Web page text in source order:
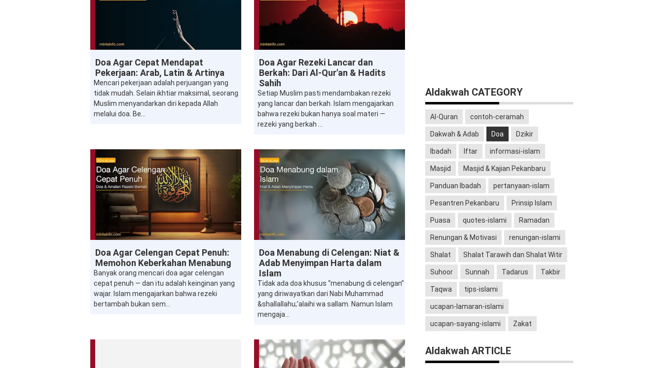
Doa Agar Cepat Mendapat
Pekerjaan: Arab, Latin & Artinya
Mencari pekerjaan adalah perjuangan yang
tidak mudah. Selain ikhtiar maksimal, seorang
Muslim menyandarkan diri kepada Allah
melalui doa. Be...
Doa Agar Rezeki Lancar dan
Berkah: Dari Al-Qur'an & Hadits
Sahih
Setiap Muslim pasti mendambakan rezeki
yang lancar dan berkah. Islam mengajarkan
bahwa rezeki bukan hanya soal materi —
rezeki yang berkah ...
Doa Agar Celengan Cepat Penuh:
Memohon Keberkahan Menabung
Banyak orang mencari doa agar celengan
cepat penuh — dan itu adalah keinginan yang
wajar. Islam mengajarkan bahwa rezeki
bertambah bukan sem...
Doa Menabung di Celengan: Niat &
Adab Menyimpan Harta dalam
Islam
Tidak ada doa khusus “menabung di celengan”
yang diriwayatkan dari Nabi Muhammad
&shallallahu;'alaihi wa sallam. Namun Islam
mengaja...
Aldakwah CATEGORY
Al-Quran contoh-ceramah
Dakwah & Adab Doa Dzikir
Ibadah Iftar informasi-islam
Masjid Masjid & Kajian Pekanbaru
Panduan Ibadah pertanyaan-islam
Pesantren Pekanbaru Prinsip Islam
Puasa quotes-islami Ramadan
Renungan & Motivasi renungan-islami
Shalat Shalat Tarawih dan Shalat Witir
Suhoor Sunnah Tadarus Takbir
Taqwa tips-islami
ucapan-lamaran-islami
ucapan-sayang-islami Zakat
Aldakwah ARTICLE